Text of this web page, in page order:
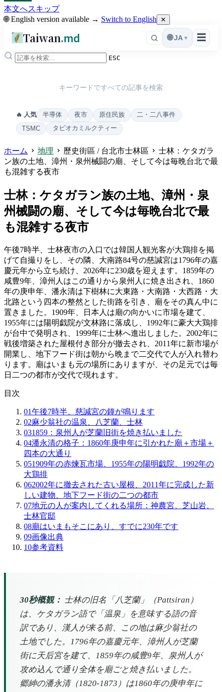
本文へスキップ
🌐 English version available → Switch to English ✕
Taiwan.md ☰
🌐 JA ▾
ESC
キーワードですべての記事を検索
🔥 人気 半導体 夜市 原住民族
二・二八事件
TSMC
タピオカミルクティー
ホーム 地理 歷史街區 / 台北市士林區
士林：ケタガラ
ン族の土地、漳州・泉州械闘の廟、そして今は毎晩台北で最
も混雑する夜市
士林：ケタガラン族の土地、漳州・泉
州械闘の廟、そして今は毎晩台北で最
も混雑する夜市
午後7時半、士林夜市の入口では韓国人観光客が大鶏排を掲
げて自撮りをし、その隣、大南路84号の慈諴宮は1796年の嘉
慶元年から立ち続け、2026年に230歳を迎えます。1859年の
咸豊9年、漳州人はこの通りから泉州人に焼き出され、1860
年の庚申年、潘永清は下樹林に大東路・大南路・大西路・大
北路という四本の整然とした街路を引き、廟をその真ん中に
置きました。1909年、日本人は廟の向かいに市場を建て、
1955年には陽明戯院が文林路に落成し、1992年に豪大大鶏排
が台中で発明され、1999年に士林へ進出しました。2002年に
戦後増築された屋根付き部分が撤去され、2011年に新市場が
開業し、地下フード街は朝から晩まで二交代で人が入れ替わ
ります。廟はいまも元の場所にありますが、その足元では毎
日二つの都市が交代で現れます。
目次
01午後7時半、慈諴宮の鐘が鳴ります
02麻少翁社の温泉、八芝蘭、士林
031859：泉州人が芝蘭旧街を焼き払いました
04潘永清の格子：1860年庚申年に引かれた廟＋市場＋
四本の大通り
051909年の赤煉瓦市場、1955年の陽明戯院、1992年の
大鶏排
062002年に撤去された古い屋根、2011年に完成した新
しい建物、地下フード街の二つの都市
07地元の人が案内してくれる場所：神農宮、芝山岩、
士林官邸
08廟はいまもそこにあり、すでに230年です
09画像出典
10参考資料
30秒概観： 士林の旧名「八芝蘭」（Pattsiran）
は、ケタガラン語で「温泉」を意味する語の音
訳であり、漢人が来る前、この地は麻少翁社の
土地でした。1796年の嘉慶元年、漳州人が芝蘭
街に天后宮を建て、1859年の咸豊9年、泉州人が
攻め込んで通り全体を廟ごと焼き払いました。
郷紳の潘永清（1820-1873）は1860年の庚申年に